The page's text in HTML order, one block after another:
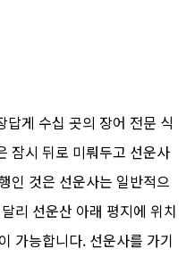
게 수십 곳의 장어 전문 식
잠시 뒤로 미뤄두고 선운사
인 것은 선운사는 일반적으
리 선운산 아래 평지에 위치
가능합니다. 선운사를 가기